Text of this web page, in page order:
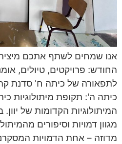
אנו שמחים לשתף אתכם
החודש: פרויקטים, טיולים,
לתפאורה של כיתה ח' סדנת
כיתה ה': תקופת מיתולוגיות
המיתולוגיות הקדומות של
מגוון דמויות וסיפורים
מדוזה – אחת הדמויות